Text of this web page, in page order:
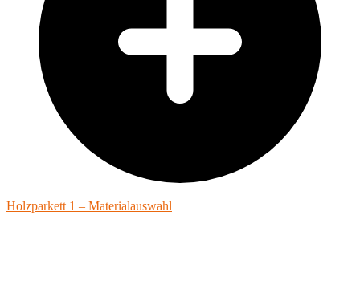
Holzparkett 1 – Materialauswahl